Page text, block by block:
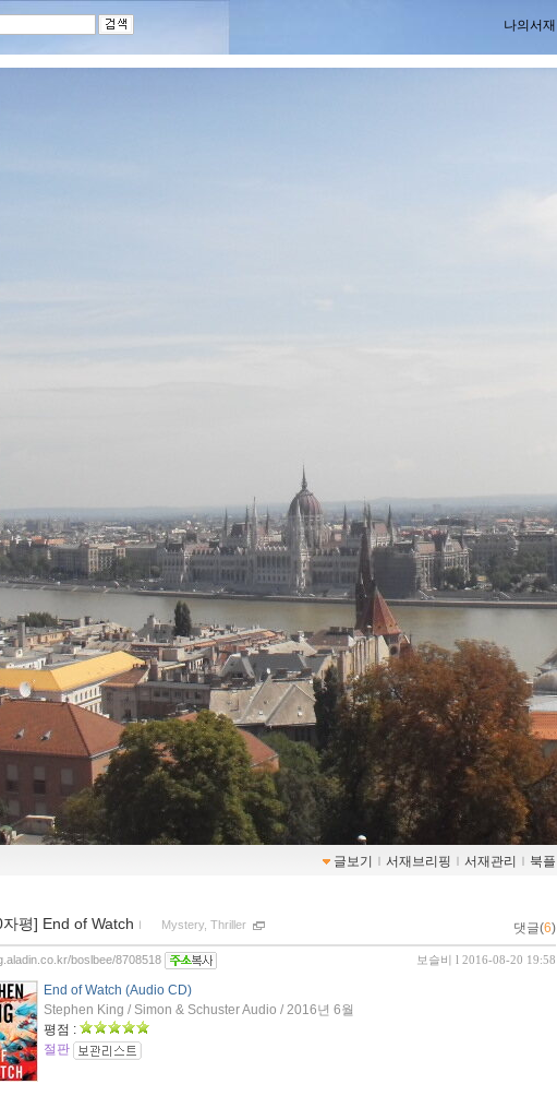
나의서재
글보기 ｌ 서재브리핑 ｌ 서재관리 ｌ 북플
자평] End of Watch ｌ Mystery, Thriller 댓글(6)
보슬비 l 2016-08-20 19:58
boslbee/8708518
End of Watch (Audio CD)
Stephen King / Simon & Schuster Audio / 2016년 6월
평점 :
절판